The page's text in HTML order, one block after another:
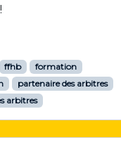
ffhb
formation
partenaire des arbitres
arbitres